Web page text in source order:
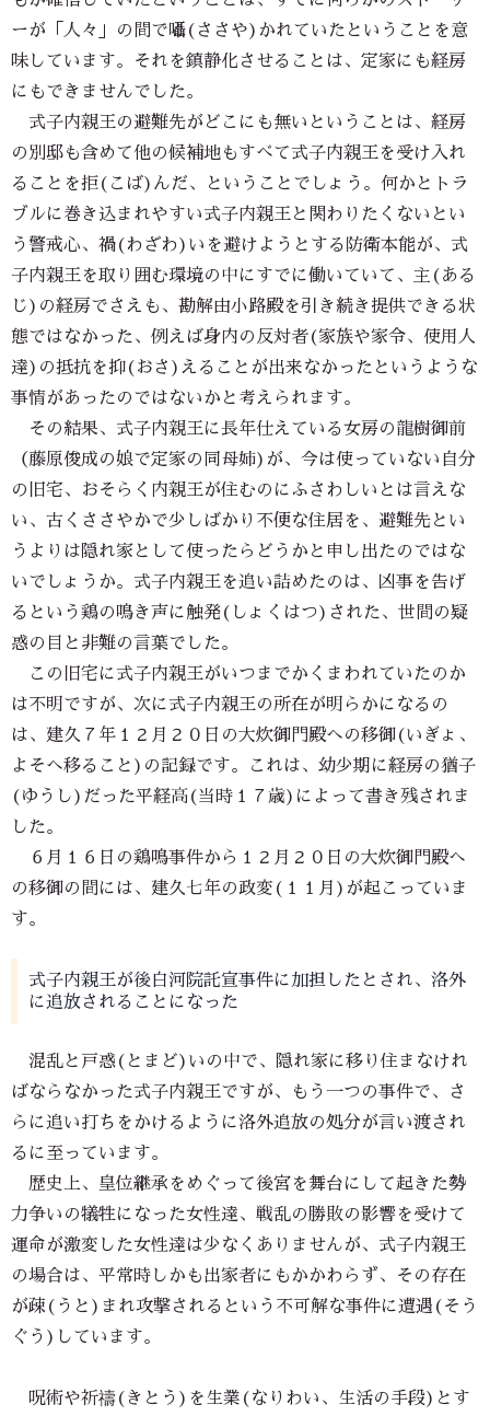
ーが「人々」の間で囁(ささや)かれていたということを意
味しています。それを鎮静化させることは、定家にも経房
にもできませんでした。
式子内親王の避難先がどこにも無いということは、経房
の別邸も含めて他の候補地もすべて式子内親王を受け入れ
ることを拒(こば)んだ、ということでしょう。何かとトラ
ブルに巻き込まれやすい式子内親王と関わりたくないとい
う警戒心、禍(わざわ)いを避けようとする防衛本能が、式
子内親王を取り囲む環境の中にすでに働いていて、主(ある
じ)の経房でさえも、勘解由小路殿を引き続き提供できる状
態ではなかった、例えば身内の反対者(家族や家令、使用人
達)の抵抗を抑(おさ)えることが出来なかったというような
事情があったのではないかと考えられます。
その結果、式子内親王に長年仕えている女房の龍樹御前
（藤原俊成の娘で定家の同母姉)が、今は使っていない自分
の旧宅、おそらく内親王が住むのにふさわしいとは言えな
い、古くささやかで少しばかり不便な住居を、避難先とい
うよりは隠れ家として使ったらどうかと申し出たのではな
いでしょうか。式子内親王を追い詰めたのは、凶事を告げ
るという鶏の鳴き声に触発(しょくはつ)された、世間の疑
惑の目と非難の言葉でした。
この旧宅に式子内親王がいつまでかくまわれていたのか
は不明ですが、次に式子内親王の所在が明らかになるの
は、建久７年１２月２０日の大炊御門殿への移御(いぎょ、
よそへ移ること)の記録です。これは、幼少期に経房の猶子
(ゆうし)だった平経高(当時１７歳)によって書き残されま
した。
６月１６日の鶏鳴事件から１２月２０日の大炊御門殿へ
の移御の間には、建久七年の政変(１１月)が起こっていま
す。
式子内親王が後白河院託宣事件に加担したとされ、洛外
に追放されることになった
混乱と戸惑(とまど)いの中で、隠れ家に移り住まなけれ
ばならなかった式子内親王ですが、もう一つの事件で、さ
らに追い打ちをかけるように洛外追放の処分が言い渡され
るに至っています。
歴史上、皇位継承をめぐって後宮を舞台にして起きた勢
力争いの犠牲になった女性達、戦乱の勝敗の影響を受けて
運命が激変した女性達は少なくありませんが、式子内親王
の場合は、平常時しかも出家者にもかかわらず、その存在
が疎(うと)まれ攻撃されるという不可解な事件に遭遇(そう
ぐう)しています。
呪術や祈禱(きとう)を生業(なりわい、生活の手段)とす